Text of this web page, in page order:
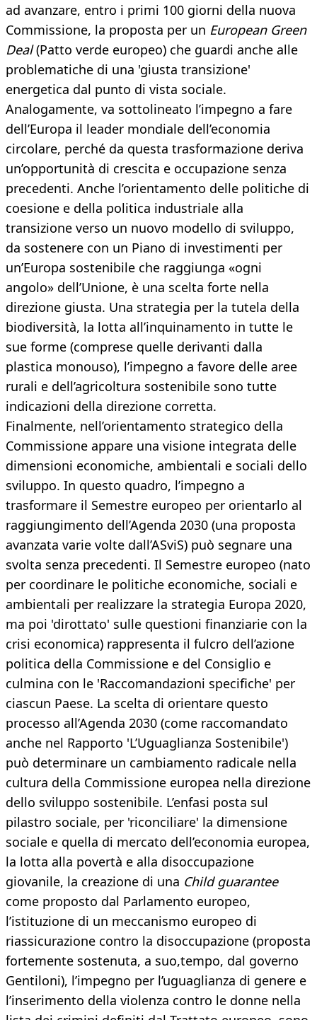
ad avanzare, entro i primi 100 giorni della nuova
Commissione, la proposta per un European Green
Deal(Patto verde europeo) che guardi anche alle
problematiche di una 'giusta transizione'
energetica dal punto di vista sociale.
Analogamente, va sottolineato l’impegno a fare
dell’Europa il leader mondiale dell’economia
circolare, perché da questa trasformazione deriva
un’opportunità di crescita e occupazione senza
precedenti. Anche l’orientamento delle politiche di
coesione e della politica industriale alla
transizione verso un nuovo modello di sviluppo,
da sostenere con un Piano di investimenti per
un’Europa sostenibile che raggiunga «ogni
angolo» dell’Unione, è una scelta forte nella
direzione giusta. Una strategia per la tutela della
biodiversità, la lotta all’inquinamento in tutte le
sue forme (comprese quelle derivanti dalla
plastica monouso), l’impegno a favore delle aree
rurali e dell’agricoltura sostenibile sono tutte
indicazioni della direzione corretta.
Finalmente, nell’orientamento strategico della
Commissione appare una visione integrata delle
dimensioni economiche, ambientali e sociali dello
sviluppo. In questo quadro, l’impegno a
trasformare il Semestre europeo per orientarlo al
raggiungimento dell’Agenda 2030 (una proposta
avanzata varie volte dall’ASviS) può segnare una
svolta senza precedenti. Il Semestre europeo (nato
per coordinare le politiche economiche, sociali e
ambientali per realizzare la strategia Europa 2020,
ma poi 'dirottato' sulle questioni finanziarie con la
crisi economica) rappresenta il fulcro dell’azione
politica della Commissione e del Consiglio e
culmina con le 'Raccomandazioni specifiche' per
ciascun Paese. La scelta di orientare questo
processo all’Agenda 2030 (come raccomandato
anche nel Rapporto 'L’Uguaglianza Sostenibile')
può determinare un cambiamento radicale nella
cultura della Commissione europea nella direzione
dello sviluppo sostenibile. L’enfasi posta sul
pilastro sociale, per 'riconciliare' la dimensione
sociale e quella di mercato dell’economia europea,
la lotta alla povertà e alla disoccupazione
giovanile, la creazione di una Child guarantee
come proposto dal Parlamento europeo,
l’istituzione di un meccanismo europeo di
riassicurazione contro la disoccupazione (proposta
fortemente sostenuta, a suo,tempo, dal governo
Gentiloni), l’impegno per l’uguaglianza di genere e
l’inserimento della violenza contro le donne nella